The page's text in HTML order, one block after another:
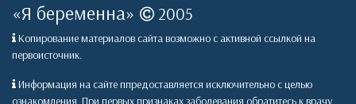
«Я беременна» 2005
Копирование материалов сайта возможно с активной ссылкой на
первоисточник.
Информация на сайте ппредоставляется исключительно с целью
ознакомления. При первых признаках заболевания обратитесь к врачу.